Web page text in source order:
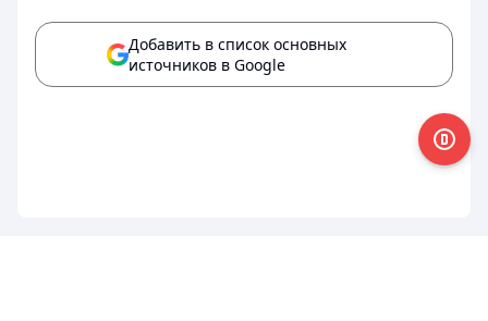
Добавить в список основных
источников в Google